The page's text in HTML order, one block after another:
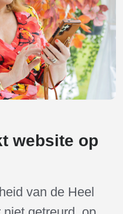
website op
van de Heel